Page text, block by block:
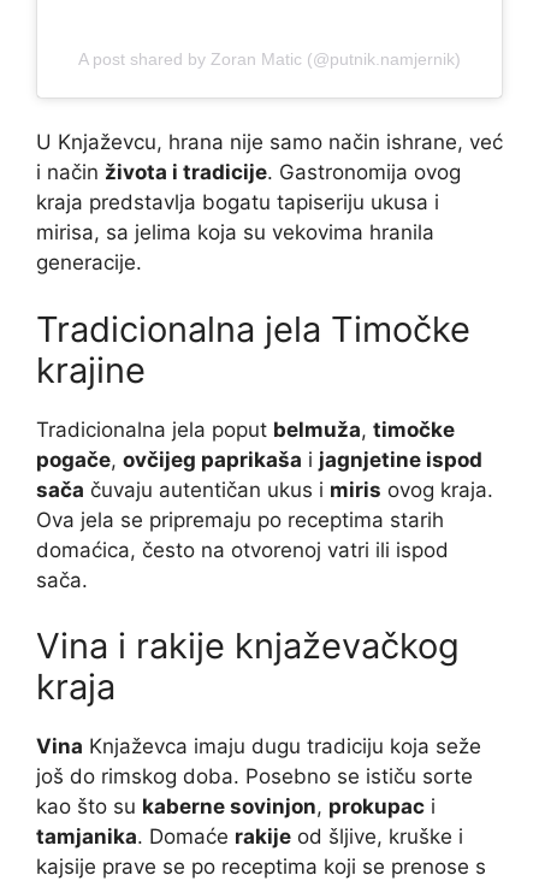
A post shared by Zoran Matic (@putnik.namjernik)
U Knjaževcu, hrana nije samo način ishrane, već
i način života i tradicije. Gastronomija ovog
kraja predstavlja bogatu tapiseriju ukusa i
mirisa, sa jelima koja su vekovima hranila
generacije.
Tradicionalna jela Timočke
krajine
Tradicionalna jela poput belmuža, timočke
pogače, ovčijeg paprikaša i jagnjetine ispod
sača čuvaju autentičan ukus i miris ovog kraja.
Ova jela se pripremaju po receptima starih
domaćica, često na otvorenoj vatri ili ispod
sača.
Vina i rakije knjaževačkog
kraja
Vina Knjaževca imaju dugu tradiciju koja seže
još do rimskog doba. Posebno se ističu sorte
kao što su kaberne sovinjon, prokupac i
tamjanika. Domaće rakije od šljive, kruške i
kajsije prave se po receptima koji se prenose s